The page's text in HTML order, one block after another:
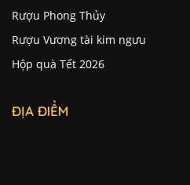
Rượu Phong Thủy
Rượu Vương tài kim ngưu
Hộp quà Tết 2026
ĐỊA ĐIỂM